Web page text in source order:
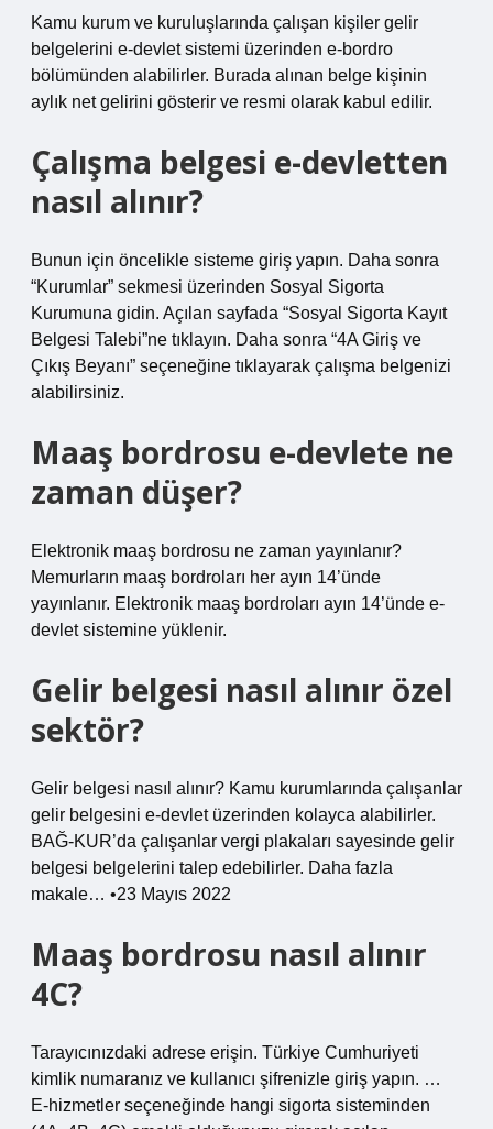
Kamu kurum ve kuruluşlarında çalışan kişiler gelir
belgelerini e-devlet sistemi üzerinden e-bordro
bölümünden alabilirler. Burada alınan belge kişinin
aylık net gelirini gösterir ve resmi olarak kabul edilir.
Çalışma belgesi e-devletten
nasıl alınır?
Bunun için öncelikle sisteme giriş yapın. Daha sonra
“Kurumlar” sekmesi üzerinden Sosyal Sigorta
Kurumuna gidin. Açılan sayfada “Sosyal Sigorta Kayıt
Belgesi Talebi”ne tıklayın. Daha sonra “4A Giriş ve
Çıkış Beyanı” seçeneğine tıklayarak çalışma belgenizi
alabilirsiniz.
Maaş bordrosu e-devlete ne
zaman düşer?
Elektronik maaş bordrosu ne zaman yayınlanır?
Memurların maaş bordroları her ayın 14’ünde
yayınlanır. Elektronik maaş bordroları ayın 14’ünde e-
devlet sistemine yüklenir.
Gelir belgesi nasıl alınır özel
sektör?
Gelir belgesi nasıl alınır? Kamu kurumlarında çalışanlar
gelir belgesini e-devlet üzerinden kolayca alabilirler.
BAĞ-KUR’da çalışanlar vergi plakaları sayesinde gelir
belgesi belgelerini talep edebilirler. Daha fazla
makale… •23 Mayıs 2022
Maaş bordrosu nasıl alınır
4C?
Tarayıcınızdaki adrese erişin. Türkiye Cumhuriyeti
kimlik numaranız ve kullanıcı şifrenizle giriş yapın. …
E-hizmetler seçeneğinde hangi sigorta sisteminden